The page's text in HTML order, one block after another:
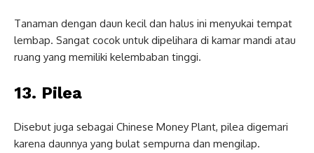
Tanaman dengan daun kecil dan halus ini menyukai tempat
lembap. Sangat cocok untuk dipelihara di kamar mandi atau
ruang yang memiliki kelembaban tinggi.
13. Pilea
Disebut juga sebagai Chinese Money Plant, pilea digemari
karena daunnya yang bulat sempurna dan mengilap.